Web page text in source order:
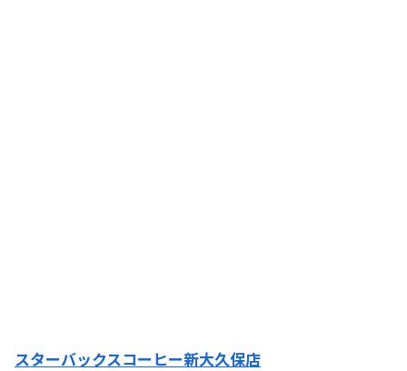
スターバックスコーヒー新大久保店